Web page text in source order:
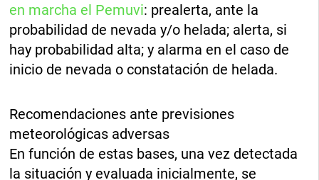
en marcha el Pemuvi: prealerta, ante la
probabilidad de nevada y/o helada; alerta, si
hay probabilidad alta; y alarma en el caso de
inicio de nevada o constatación de helada.
Recomendaciones ante previsiones
meteorológicas adversas
En función de estas bases, una vez detectada
la situación y evaluada inicialmente, se